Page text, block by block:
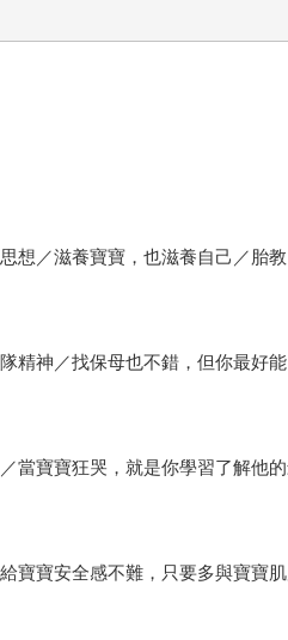
想／滋養寶寶，也滋養自己／胎
精神／找保母也不錯，但你最好
當寶寶狂哭，就是你學習了解他
寶寶安全感不難，只要多與寶寶